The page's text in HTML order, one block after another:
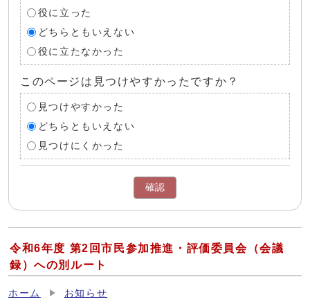
役に立った
どちらともいえない
役に立たなかった
このページは見つけやすかったですか？
見つけやすかった
どちらともいえない
見つけにくかった
確認
令和6年度 第2回市民参加推進・評価委員会（会議
録）への別ルート
ホーム お知らせ